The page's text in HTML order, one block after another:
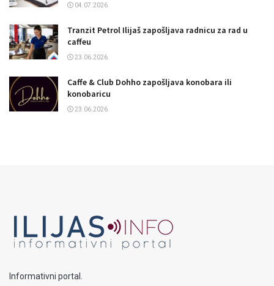
04.07.2026.
Tranzit Petrol Ilijaš zapošljava radnicu za rad u
caffeu
23.06.2026.
Caffe & Club Dohho zapošljava konobara ili
konobaricu
23.06.2026.
Informativni portal.